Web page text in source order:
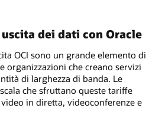
dei dati con Oracle
OCI sono un grande elemento di
organizzazioni che creano servizi
di larghezza di banda. Le
che sfruttano queste tariffe
in diretta, videoconferenze e